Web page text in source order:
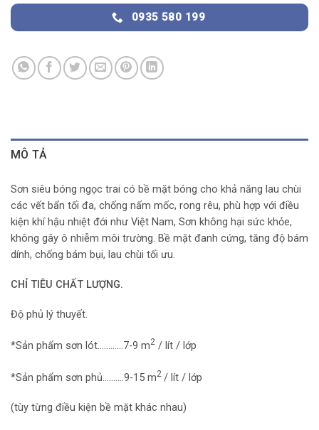
0935 580 199
MÔ TẢ
Sơn siêu bóng ngọc trai có bề mặt bóng cho khả năng lau chùi
các vết bẩn tối đa, chống nấm mốc, rong rêu, phù hợp với điều
kiện khí hậu nhiệt đới như Việt Nam, Sơn không hại sức khỏe,
không gây ô nhiễm môi trường. Bề mặt đanh cứng, tăng độ bám
dính, chống bám bụi, lau chùi tối ưu.
CHỈ TIÊU CHẤT LƯỢNG.
Độ phủ lý thuyết.
*Sản phẩm sơn lót…………7-9 m2 / lít / lớp
*Sản phẩm sơn phủ……….9-15 m2 / lít / lớp
(tùy từng điều kiện bề mặt khác nhau)